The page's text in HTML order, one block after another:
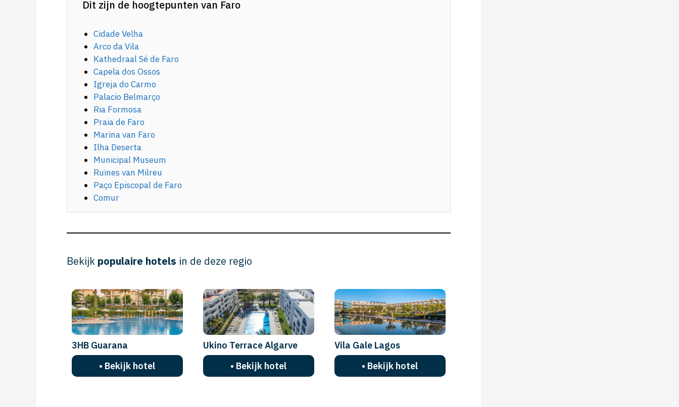
Dit zijn de hoogtepunten van Faro
Cidade Velha
Arco da Vila
Kathedraal Sé de Faro
Capela dos Ossos
Igreja do Carmo
Palacio Belmarço
Ria Formosa
Praia de Faro
Marina van Faro
Ilha Deserta
Municipal Museum
Ruïnes van Milreu
Paço Episcopal de Faro
Comur
Bekijk populaire hotels in de deze regio
3HB Guarana
• Bekijk hotel
Ukino Terrace Algarve
• Bekijk hotel
Vila Gale Lagos
• Bekijk hotel